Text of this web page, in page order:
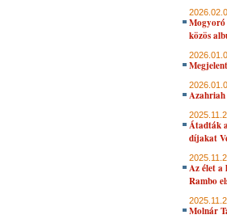
Mogyoró
közös
Azahriah
Átadták
díjakat
Az élet a
Rambo
Molnár